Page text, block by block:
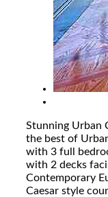
Stunning Urban
the best of
with 3 full
with 2 decks
Contemporary
Caesar style